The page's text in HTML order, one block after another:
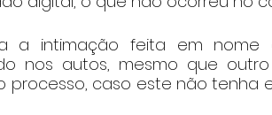
a intimação feita em
nos autos, mesmo que
processo, caso este não tenha